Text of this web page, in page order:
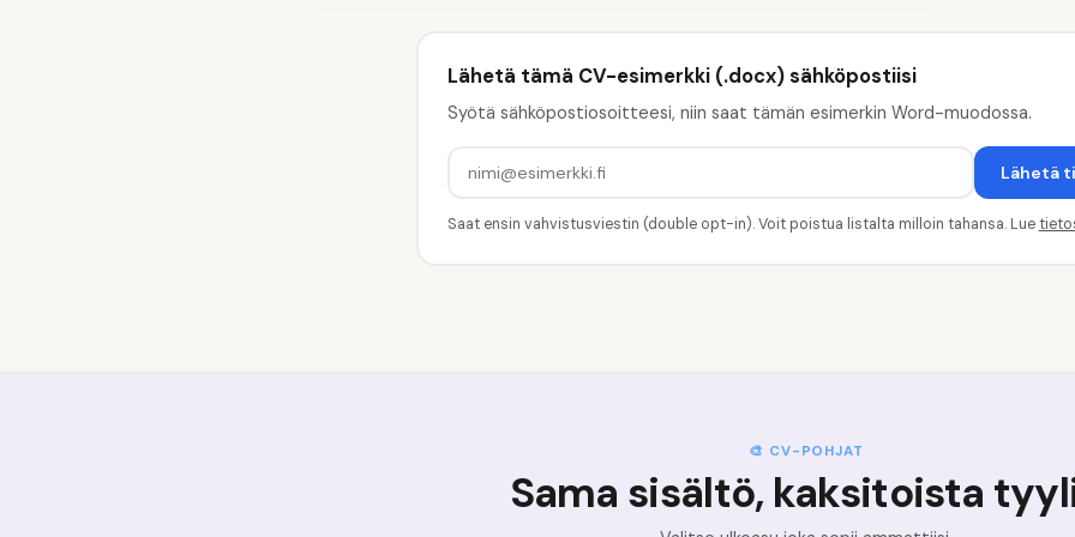
Lähetä tämä CV-esimerkki (.docx) sähköpostiisi
Syötä sähköpostiosoitteesi, niin saat tämän esimerkin Word-muodossa.
Lähetä
Saat ensin vahvistusviestin (double opt-in). Voit poistua listalta milloin tahansa. Lue
🎨 CV-POHJAT
Sama sisältö, kaksitoista